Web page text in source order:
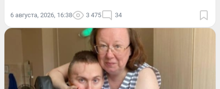
6 августа, 2026, 16:38 3 475 34